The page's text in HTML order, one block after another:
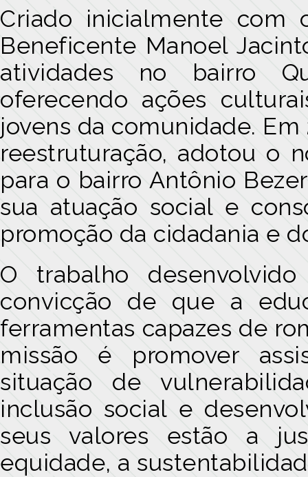
Criado inicialmente com
Beneficente Manoel
atividades no bairro
oferecendo ações
jovens da comunidade.
reestruturação, adotou o
para o bairro Antônio
sua atuação social e
promoção da cidadania e
O trabalho
convicção de que a
ferramentas capazes de
missão é promover
situação de
inclusão social e
seus valores estão a
equidade, a